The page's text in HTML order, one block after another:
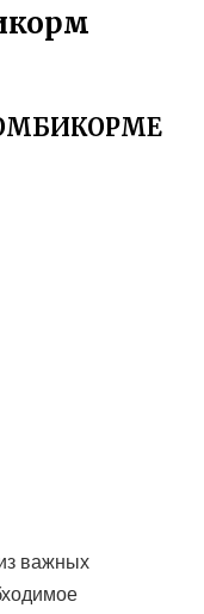
важных